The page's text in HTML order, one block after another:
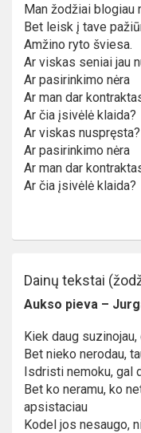
Man žodžiai blogiau
Bet leisk į tave
Amžino ryto šviesa.
Ar viskas seniai jau
Ar pasirinkimo nėra
Ar man dar
Ar čia įsivėlė klaida?
Ar viskas nuspręsta?
Ar pasirinkimo nėra
Ar man dar
Ar čia įsivėlė klaida?
Dainų tekstai
Aukso pieva –
Kiek daug suzinojau,
Bet nieko nerodau,
Isdristi nemoku, gal
Bet ko neramu, ko
apsistaciau
Kodel jos nesaugo,